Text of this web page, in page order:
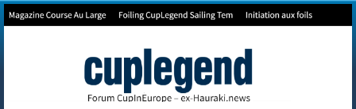
Forum de Cup In Europe